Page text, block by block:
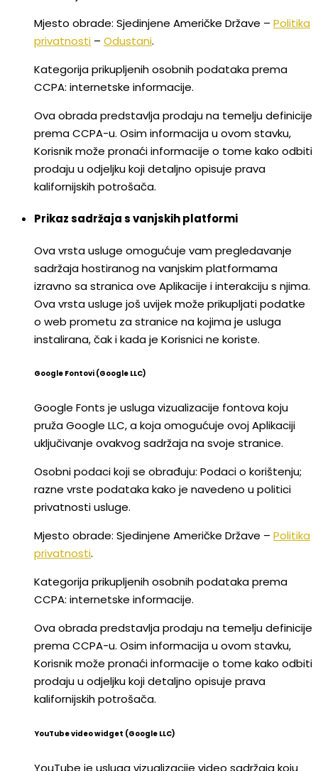
Mjesto obrade: Sjedinjene Američke Države – Politika
privatnosti – Odustani.
Kategorija prikupljenih osobnih podataka prema
CCPA: internetske informacije.
Ova obrada predstavlja prodaju na temelju definicije
prema CCPA-u. Osim informacija u ovom stavku,
Korisnik može pronaći informacije o tome kako odbiti
prodaju u odjeljku koji detaljno opisuje prava
kalifornijskih potrošača.
Prikaz sadržaja s vanjskih platformi
Ova vrsta usluge omogućuje vam pregledavanje
sadržaja hostiranog na vanjskim platformama
izravno sa stranica ove Aplikacije i interakciju s njima.
Ova vrsta usluge još uvijek može prikupljati podatke
o web prometu za stranice na kojima je usluga
instalirana, čak i kada je Korisnici ne koriste.
Google Fontovi (Google LLC)
Google Fonts je usluga vizualizacije fontova koju
pruža Google LLC, a koja omogućuje ovoj Aplikaciji
uključivanje ovakvog sadržaja na svoje stranice.
Osobni podaci koji se obrađuju: Podaci o korištenju;
razne vrste podataka kako je navedeno u politici
privatnosti usluge.
Mjesto obrade: Sjedinjene Američke Države – Politika
privatnosti.
Kategorija prikupljenih osobnih podataka prema
CCPA: internetske informacije.
Ova obrada predstavlja prodaju na temelju definicije
prema CCPA-u. Osim informacija u ovom stavku,
Korisnik može pronaći informacije o tome kako odbiti
prodaju u odjeljku koji detaljno opisuje prava
kalifornijskih potrošača.
YouTube video widget (Google LLC)
YouTube je usluga vizualizacije video sadržaja koju